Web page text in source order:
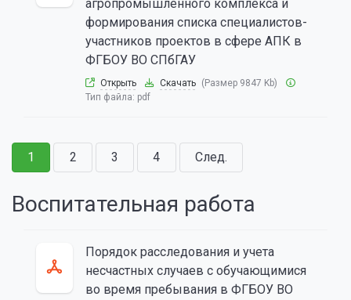
агропромышленного комплекса и
формирования списка специалистов-
участников проектов в сфере АПК в
ФГБОУ ВО СПбГАУ
Открыть Скачать (Размер 9847 Kb)
Тип файла: pdf
1 2 3 4 След.
Воспитательная работа
Порядок расследования и учета
несчастных случаев с обучающимися
во время пребывания в ФГБОУ ВО